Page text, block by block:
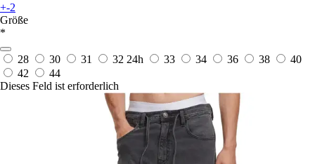
+-2
Größe
*
28 30 31 32 24h 33 34 36 38
40
42
44
Dieses Feld ist erforderlich